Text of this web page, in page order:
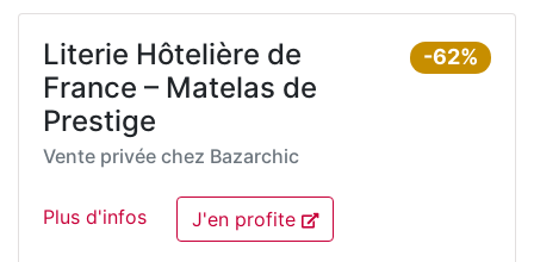
-62%
Literie Hôtelière de
France – Matelas de
Prestige
Vente privée chez Bazarchic
Plus d'infos J'en profite